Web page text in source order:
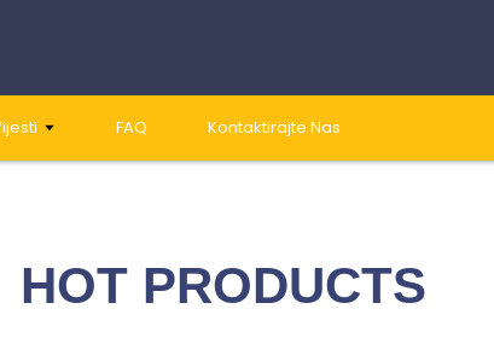
FAQ Kontaktirajte Nas
02
HOT PRODUCTS